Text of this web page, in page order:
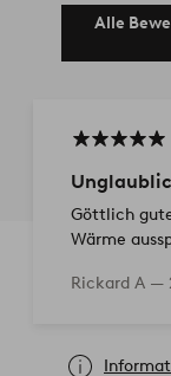
Alle
Göttlich
Wärme
Vorhänge
Rickard A —